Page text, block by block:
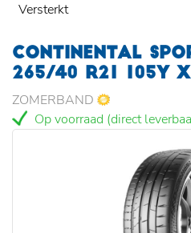
Versterkt
CONTINENTAL
265/40 R21 105Y
ZOMERBAND
Op voorraad (direct